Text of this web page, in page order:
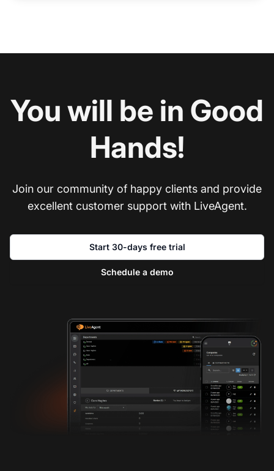
You will be in Good
Hands!
Join our community of happy clients and provide
excellent customer support with LiveAgent.
Start 30-days free trial
Schedule a demo